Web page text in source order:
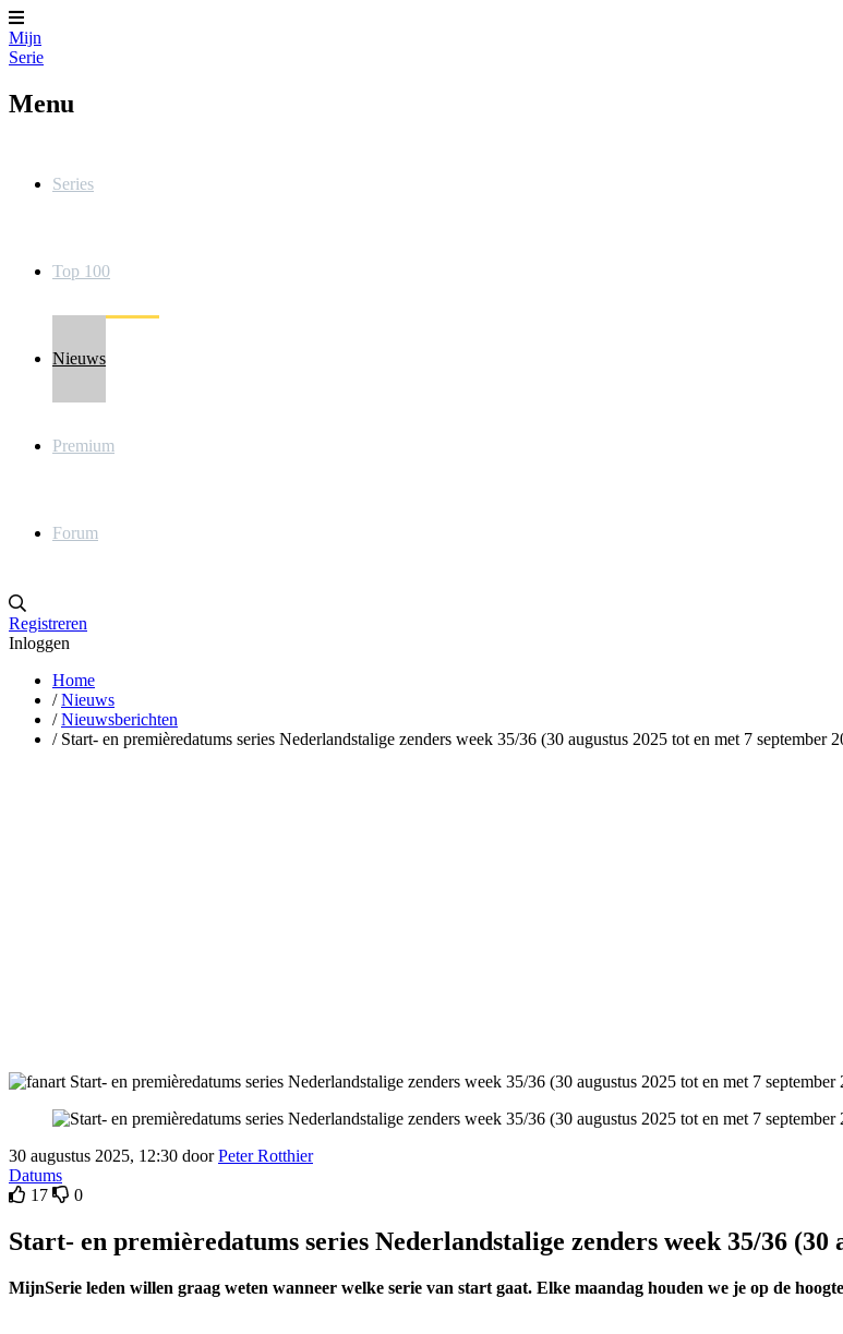
Mijn
Serie
Menu
Series
Top 100
Nieuws
Premium
Forum
Registreren
Inloggen
Home
/ Nieuws
/ Nieuwsberichten
/ Start- en premièredatums series Nederlandstalige zenders week 35/36 (30 augustus 2025 tot en met 7 september
30 augustus 2025, 12:30 doorPeter Rotthier
Datums
17
0
Start- en premièredatums series Nederlandstalige zenders week 35/36 (30
MijnSerie leden willen graag weten wanneer welke serie van start gaat. Elke maandag houden we je op de